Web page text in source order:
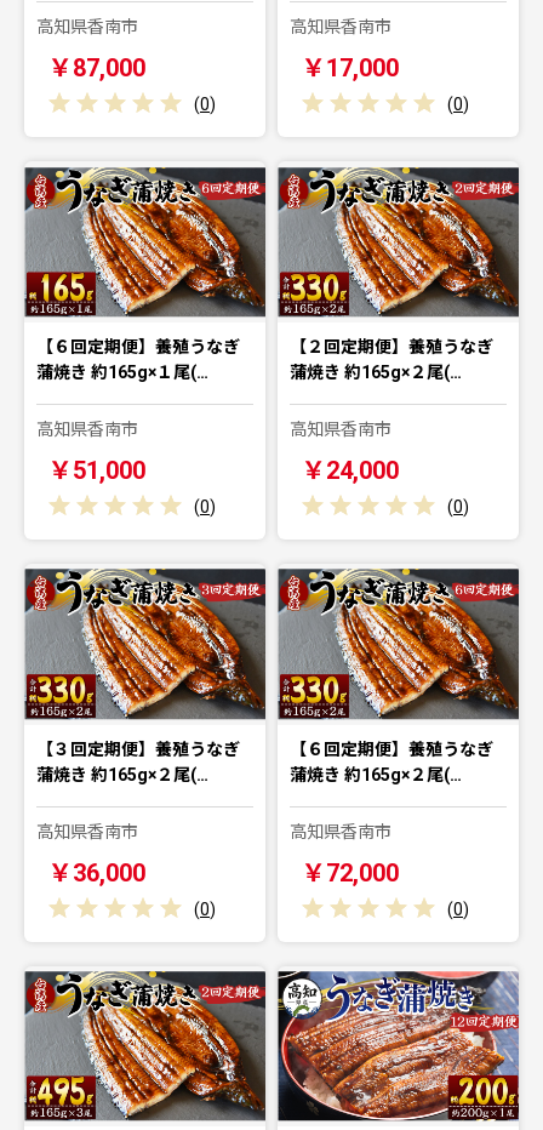
高知県香南市
￥87,000
(0)
高知県香南市
￥17,000
(0)
【６回定期便】養殖うなぎ
蒲焼き 約165g×１尾(…
高知県香南市
￥51,000
(0)
【２回定期便】養殖うなぎ
蒲焼き 約165g×２尾(…
高知県香南市
￥24,000
(0)
【３回定期便】養殖うなぎ
蒲焼き 約165g×２尾(…
高知県香南市
￥36,000
(0)
【６回定期便】養殖うなぎ
蒲焼き 約165g×２尾(…
高知県香南市
￥72,000
(0)